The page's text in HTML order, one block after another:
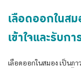
เลือดออกในส
เข้าใจและรับก
เลือดออกในสมอง เป็นภ